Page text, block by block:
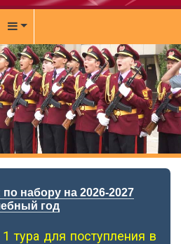
набору на 2026-2027
год
тура для поступления в